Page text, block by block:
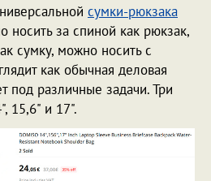
сумки-рюкзака
носить за спиной как рюкзак,
сумку, можно носить с
как обычная деловая
под различные задачи. Три
15,6" и 17".